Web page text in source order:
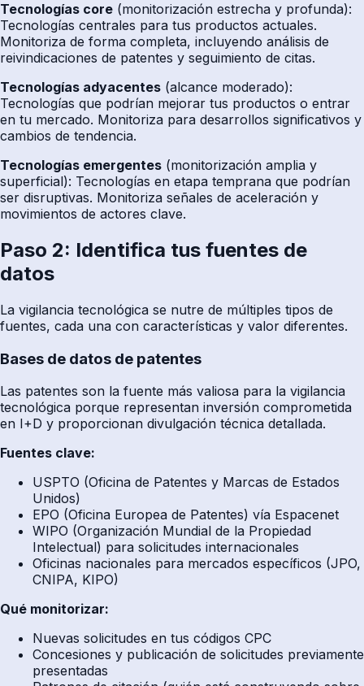
Tecnologías core (monitorización estrecha y profunda):
Tecnologías centrales para tus productos actuales.
Monitoriza de forma completa, incluyendo análisis de
reivindicaciones de patentes y seguimiento de citas.
Tecnologías adyacentes (alcance moderado):
Tecnologías que podrían mejorar tus productos o entrar
en tu mercado. Monitoriza para desarrollos significativos y
cambios de tendencia.
Tecnologías emergentes (monitorización amplia y
superficial): Tecnologías en etapa temprana que podrían
ser disruptivas. Monitoriza señales de aceleración y
movimientos de actores clave.
Paso 2: Identifica tus fuentes de
datos
La vigilancia tecnológica se nutre de múltiples tipos de
fuentes, cada una con características y valor diferentes.
Bases de datos de patentes
Las patentes son la fuente más valiosa para la vigilancia
tecnológica porque representan inversión comprometida
en I+D y proporcionan divulgación técnica detallada.
Fuentes clave:
USPTO (Oficina de Patentes y Marcas de Estados
Unidos)
EPO (Oficina Europea de Patentes) vía Espacenet
WIPO (Organización Mundial de la Propiedad
Intelectual) para solicitudes internacionales
Oficinas nacionales para mercados específicos (JPO,
CNIPA, KIPO)
Qué monitorizar:
Nuevas solicitudes en tus códigos CPC
Concesiones y publicación de solicitudes previamente
presentadas